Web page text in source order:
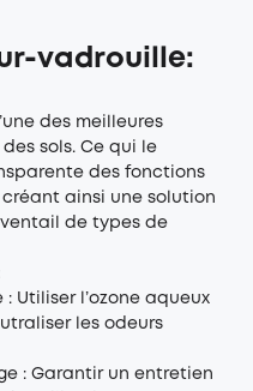
vadrouille:
des meilleures
sols. Ce qui le
des fonctions
ainsi une solution
de types de
Utiliser l’ozone aqueux
les odeurs
: Garantir un entretien